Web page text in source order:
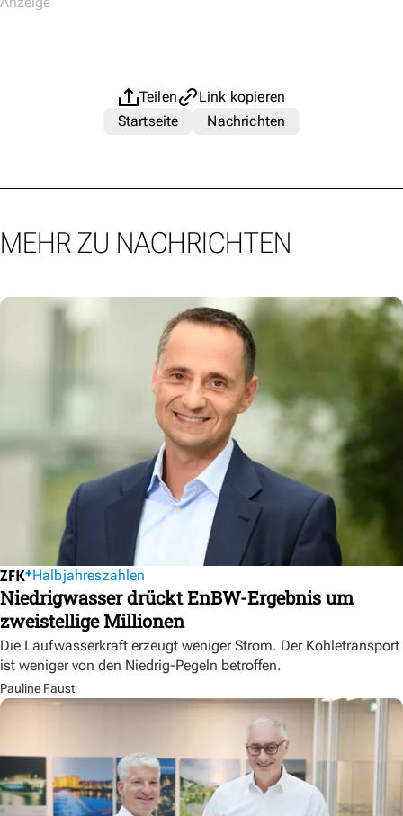
Teilen
Link kopieren
Startseite
Nachrichten
MEHR ZU NACHRICHTEN
Halbjahreszahlen
Niedrigwasser drückt EnBW-Ergebnis um
zweistellige Millionen
Die Laufwasserkraft erzeugt weniger Strom. Der Kohletransport
ist weniger von den Niedrig-Pegeln betroffen.
Pauline Faust